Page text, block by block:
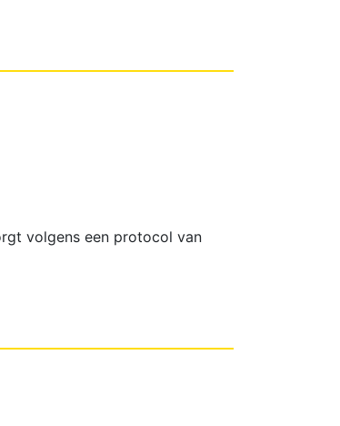
volgens een protocol van